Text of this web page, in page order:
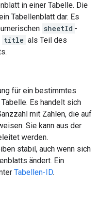
in einer Tabelle. Die
Tabellenblatt dar. Es
sheetId -
title als Teil des
für ein bestimmtes
Es handelt sich
mit Zahlen, die auf
Sie kann aus der
werden.
stabil, auch wenn sich
ändert. Ein
Tabellen-ID.